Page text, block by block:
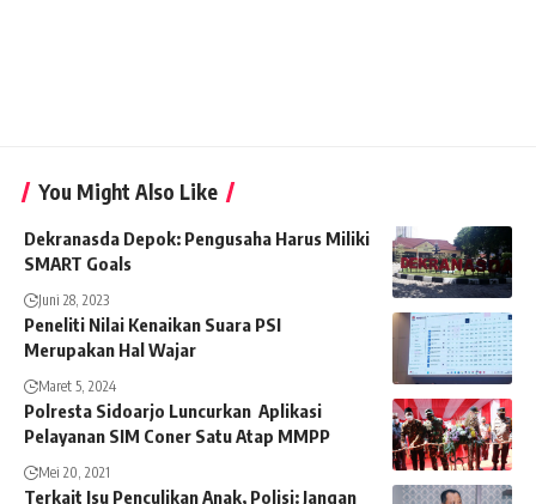
You Might Also Like
Dekranasda Depok: Pengusaha Harus Miliki
SMART Goals
Juni 28, 2023
Peneliti Nilai Kenaikan Suara PSI
Merupakan Hal Wajar
Maret 5, 2024
Polresta Sidoarjo Luncurkan Aplikasi
Pelayanan SIM Coner Satu Atap MMPP
Mei 20, 2021
Terkait Isu Penculikan Anak, Polisi: Jangan